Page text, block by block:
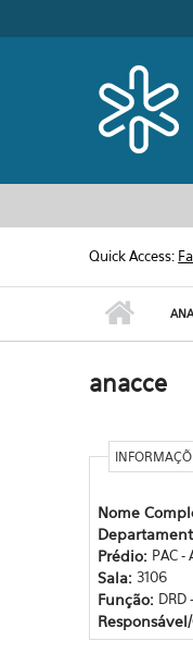
Quick Access:
anacce
Nome
Prédio: PAC -
Sala: 3106
Função: